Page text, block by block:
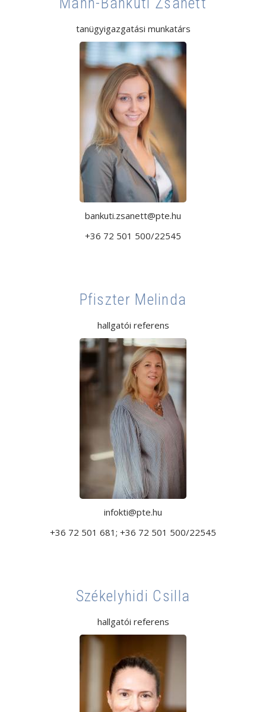
tanügyigazgatási munkatárs
bankuti.zsanett@pte.hu
+36 72 501 500/22545
Pfiszter Melinda
hallgatói referens
infokti@pte.hu
+36 72 501 681; +36 72 501 500/22545
Székelyhidi Csilla
hallgatói referens